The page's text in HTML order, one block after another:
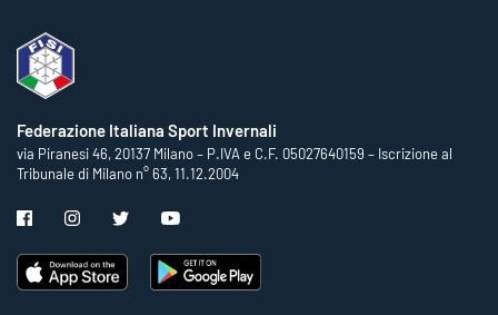
Federazione Italiana Sport Invernali
via Piranesi 46, 20137 Milano – P.IVA e C.F. 05027640159 – Iscrizione al
Tribunale di Milano n° 63, 11.12.2004